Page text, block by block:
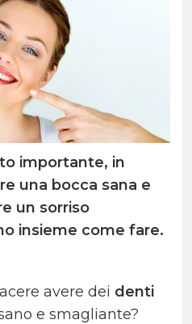
importante, in
una bocca sana e
un sorriso
insieme come fare.
avere dei denti
e smagliante?